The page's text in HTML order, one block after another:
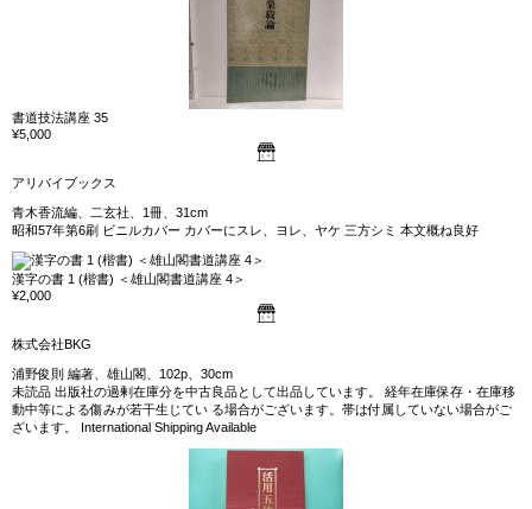
書道技法講座 35
¥5,000
アリバイブックス
青木香流編、二玄社、1冊、31cm
昭和57年第6刷 ビニルカバー カバーにスレ、ヨレ、ヤケ 三方シミ 本文概ね良好
漢字の書 1 (楷書) ＜雄山閣書道講座 4＞
¥2,000
株式会社BKG
浦野俊則 編著、雄山閣、102p、30cm
未読品 出版社の過剰在庫分を中古良品として出品しています。 経年在庫保存・在庫移
動中等による傷みが若干生じてい る場合がございます。帯は付属していない場合がご
ざいます。 International Shipping Available